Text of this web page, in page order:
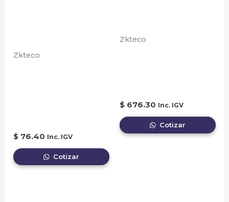
Zkteco
$ 76.40 Inc. IGV
Cotizar
Zkteco
$ 676.30 Inc. IGV
Cotizar